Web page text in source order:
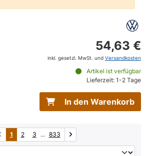
54,63 €
inkl. gesetzl. MwSt. und Versandkosten
Artikel ist verfügbar
Lieferzeit: 1-2 Tage
In den Warenkorb
1 2 3 ... 833